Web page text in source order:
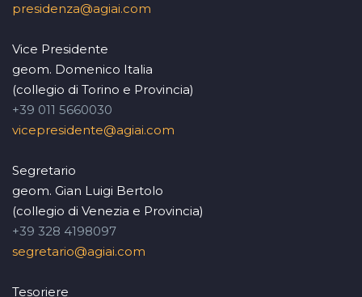
presidenza@agiai.com
Vice Presidente
geom. Domenico Italia
(collegio di Torino e Provincia)
+39 011 5660030
vicepresidente@agiai.com
Segretario
geom. Gian Luigi Bertolo
(collegio di Venezia e Provincia)
+39 328 4198097
segretario@agiai.com
Tesoriere